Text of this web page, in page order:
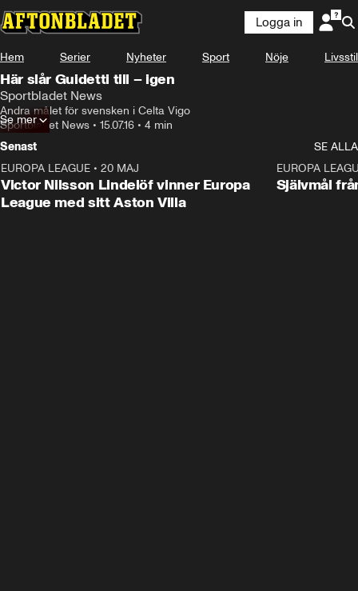
Logga in
Hem Serier Nyheter Sport Nöje Livsstil
Här slår Guidetti till – igen
Sportbladet News
Andra målet för svensken i Celta Vigo
Sportbladet News • 15.07.16 • 4 min
Se mer
Senast
SE ALLA
EUROPA LEAGUE • 20 MAJ
Victor Nilsson Lindelöf vinner Europa
League med sitt Aston Villa
EUROPA
Självmål